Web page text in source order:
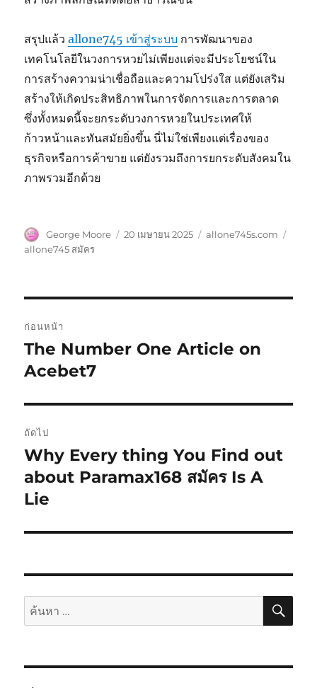
สรุปแล้วallone745 เข้าสู่ระบบ การพัฒนาของ
เทคโนโลยีในวงการหวยไม่เพียงแต่จะมีประโยชน์ใน
การสร้างความน่าเชื่อถือและความโปร่งใส แต่ยังเสริม
สร้างให้เกิดประสิทธิภาพในการจัดการและการตลาด
ซึ่งทั้งหมดนี้จะยกระดับวงการหวยในประเทศให้
ก้าวหน้าและทันสมัยยิ่งขึ้น นี่ไม่ใช่เพียงแต่เรื่องของ
ธุรกิจหรือการค้าขาย แต่ยังรวมถึงการยกระดับสังคมใน
ภาพรวมอีกด้วย
ผู้
เขียน
George Moore
เขียน
20 เมษายน 2025
หมวด
allone745s.com
allone745 สมัคร
เรื่อง
ก่อนหน้า
เรื่อง
ก่อน
The Number One Article on
Acebet7
ถัดไป
เรื่อง
ต่อ
ไป:
Why Every thing You Find out
about Paramax168 สมัคร Is A
Lie
ค้นหา: ค้น